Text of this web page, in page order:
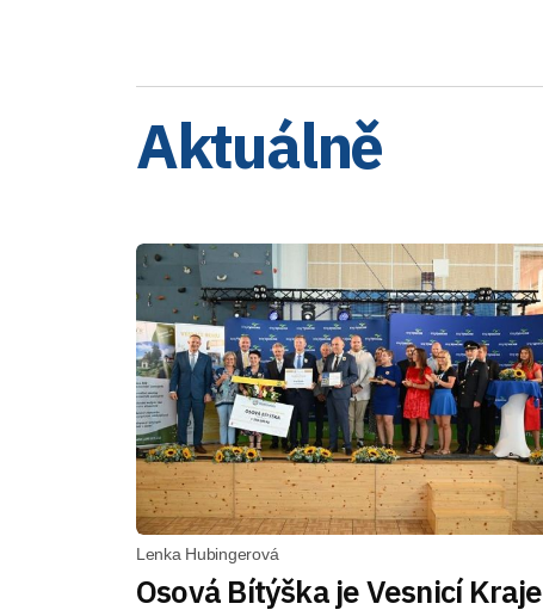
Aktuálně
Lenka Hubingerová
Osová Bítýška je Vesnicí Kraje